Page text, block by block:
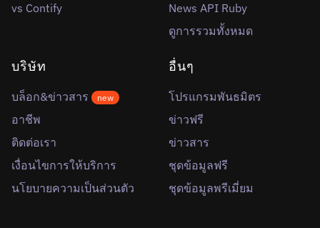
vs Contify
News API Ruby
ดูการรวมทั้งหมด
บริษัท
บล็อก&ข่าวสาร new
อาชีพ
ติดต่อเรา
เงื่อนไขการให้บริการ
นโยบายความเป็นส่วนตัว
อื่นๆ
โปรแกรมพันธมิตร
ข่าวฟรี
ข่าวสาร
ชุดข้อมูลฟรี
ชุดข้อมูลพรีเมี่ยม